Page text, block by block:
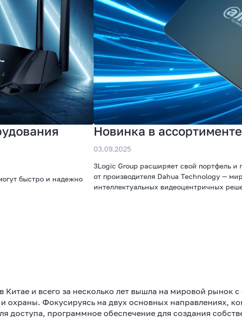
быстро и надежно
Новинка в
03.09.2025
3Logic Group расширяет свой портфель и
от производителя Dahua Technology —
интеллектуальных видеоцентричных
Китае и всего за несколько лет вышла на мировой
охраны. Фокусируясь на двух основных направлениях,
доступа, программное обеспечение для создания